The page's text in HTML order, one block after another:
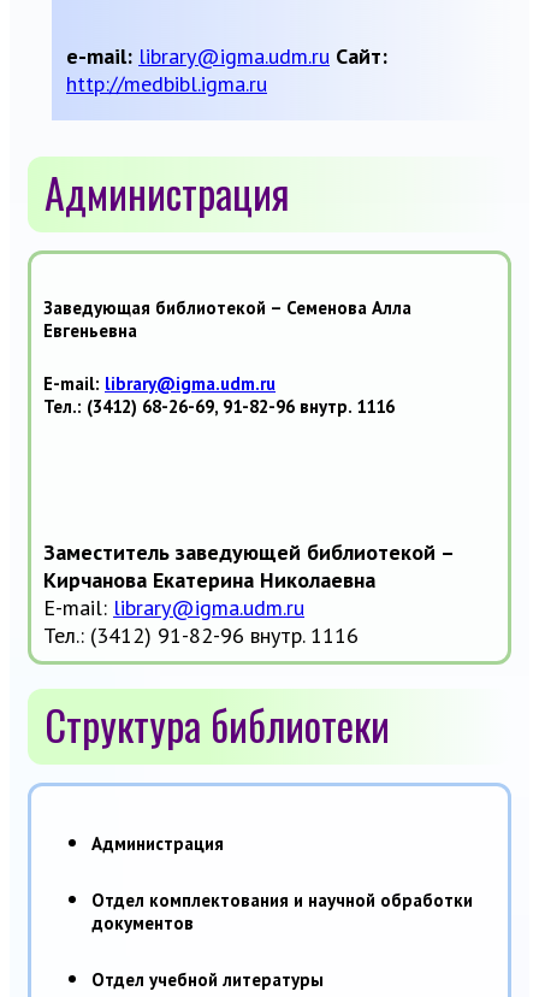
e-mail: library@igma.udm.ru Сайт:
http://medbibl.igma.ru
Администрация
Заведующая библиотекой – Семенова Алла
Евгеньевна
E-mail: library@igma.udm.ru
Тел.: (3412) 68-26-69, 91-82-96 внутр. 1116
Заместитель заведующей библиотекой –
Кирчанова Екатерина Николаевна
E-mail: library@igma.udm.ru
Тел.: (3412) 91-82-96 внутр. 1116
Структура библиотеки
Администрация
Отдел комплектования и научной обработки
документов
Отдел учебной литературы